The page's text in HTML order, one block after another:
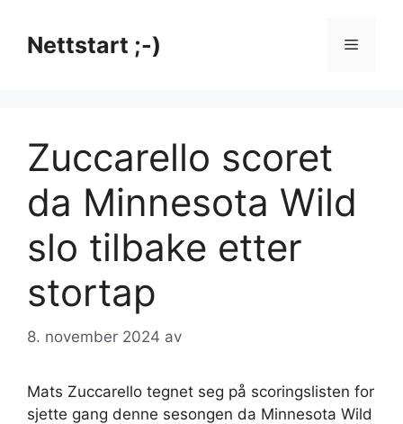
innholdNettstart ;-) Meny
Zuccarello scoret
da Minnesota Wild
slo tilbake etter
stortap
8. november 2024 av
Mats Zuccarello tegnet seg på scoringslisten for
sjette gang denne sesongen da Minnesota Wild